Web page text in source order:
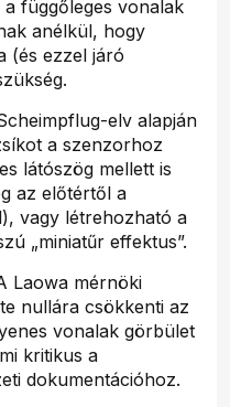
függőleges vonalak
anélkül, hogy
(és ezzel járó
elv alapján
a szenzorhoz
látószög mellett is
az előtértől a
vagy létrehozható a
„miniatűr effektus”.
Laowa mérnöki
nullára csökkenti az
vonalak görbület
kritikus a
dokumentációhoz.